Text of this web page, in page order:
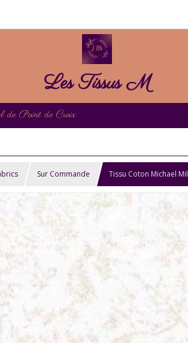
Les Tissus M
de Point de Croix
Sur Commande Tissu Coton Michael